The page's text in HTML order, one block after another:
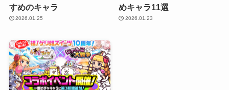
すめのキャラ
2026.01.25
めキャラ11選
2026.01.23